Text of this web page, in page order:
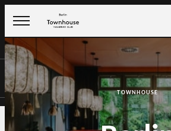
TOWNHOUSE
Abreise